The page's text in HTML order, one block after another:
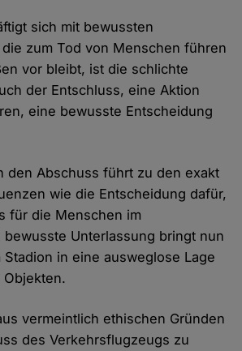
sich mit bewussten
zum Tod von Menschen führen
vor bleibt, ist die schlichte
der Entschluss, eine Aktion
eine bewusste Entscheidung
den Abschuss führt zu den exakt
wie die Entscheidung dafür,
für die Menschen im
bewusste Unterlassung bringt nun
in eine ausweglose Lage
vermeintlich ethischen Gründen
des Verkehrsflugzeugs zu